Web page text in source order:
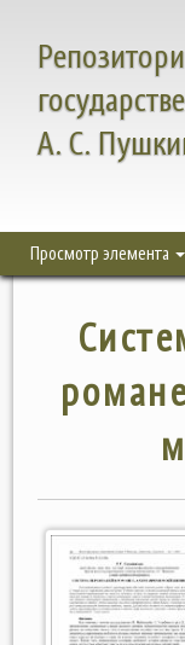
А. С.
Просмотр элемента